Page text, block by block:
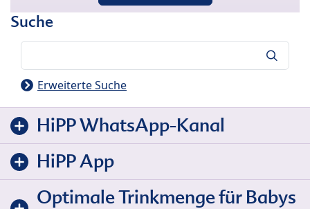
Suche
Erweiterte Suche
HiPP WhatsApp-Kanal
HiPP App
Optimale Trinkmenge für Babys